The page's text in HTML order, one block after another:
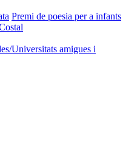
Premi de poesia per a infants
Universitats amigues i